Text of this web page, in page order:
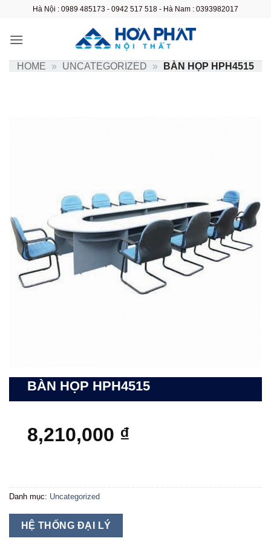
nội
Hà Nội : 0989 485173 - 0942 517 518 - Hà Nam : 0393982017
HOME » UNCATEGORIZED » BÀN HỌP HPH4515
BÀN HỌP HPH4515
8,210,000 ₫
Danh mục: Uncategorized
HỆ THỐNG ĐẠI LÝ